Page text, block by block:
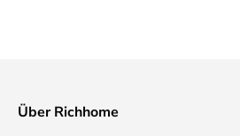
Über Richhome